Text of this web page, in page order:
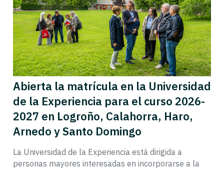
Abierta la matrícula en la Universidad
de la Experiencia para el curso 2026-
2027 en Logroño, Calahorra, Haro,
Arnedo y Santo Domingo
La Universidad de la Experiencia está dirigida a
personas mayores interesadas en incorporarse a la